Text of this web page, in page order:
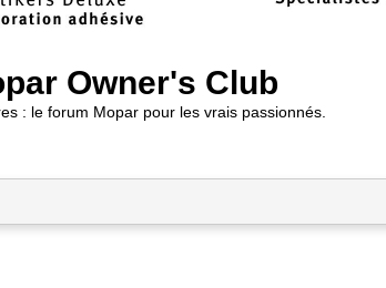
Owner's Club
: le forum Mopar pour les vrais passionnés.